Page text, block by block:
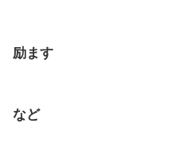
励ます
など